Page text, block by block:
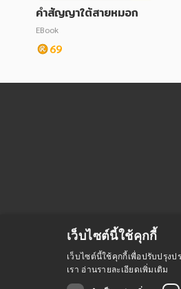
คำสัญญาใต้สายหมอก
EBook
69
เว็บไซต์นี้ใช้คุกกี้
เว็บไซต์นี้ใช้คุกกี้เพื่อปรับปรุง
เรา อ่านรายละเอียดเพิ่มเติม